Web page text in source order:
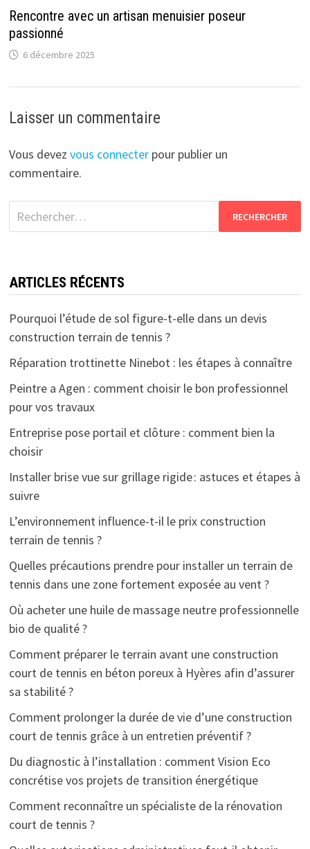
Rencontre avec un artisan menuisier poseur
passionné
6 décembre 2025
Laisser un commentaire
Vous devez vous connecterpour publier un
commentaire.
Rechercher :
ARTICLES RÉCENTS
Pourquoi l’étude de sol figure-t-elle dans un devis
construction terrain de tennis ?
Réparation trottinette Ninebot : les étapes à connaître
Peintre a Agen : comment choisir le bon professionnel
pour vos travaux
Entreprise pose portail et clôture : comment bien la
choisir
Installer brise vue sur grillage rigide : astuces et étapes à
suivre
L’environnement influence-t-il le prix construction
terrain de tennis ?
Quelles précautions prendre pour installer un terrain de
tennis dans une zone fortement exposée au vent ?
Où acheter une huile de massage neutre professionnelle
bio de qualité ?
Comment préparer le terrain avant une construction
court de tennis en béton poreux à Hyères afin d’assurer
sa stabilité ?
Comment prolonger la durée de vie d’une construction
court de tennis grâce à un entretien préventif ?
Du diagnostic à l’installation : comment Vision Eco
concrétise vos projets de transition énergétique
Comment reconnaître un spécialiste de la rénovation
court de tennis ?